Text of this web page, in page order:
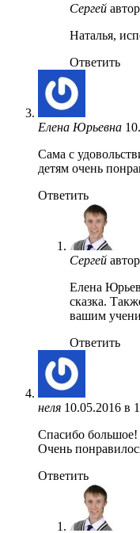
Сергей автор
Наталья,
Ответить
Елена Юрьевна
Сама с
детям очень
Ответить
Сергей автор
Елена
сказка.
вашим
Ответить
неля 10.05.2016 в
Спасибо
Очень
Ответить